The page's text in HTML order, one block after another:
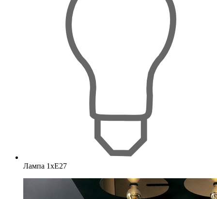
Лампа 1хE27